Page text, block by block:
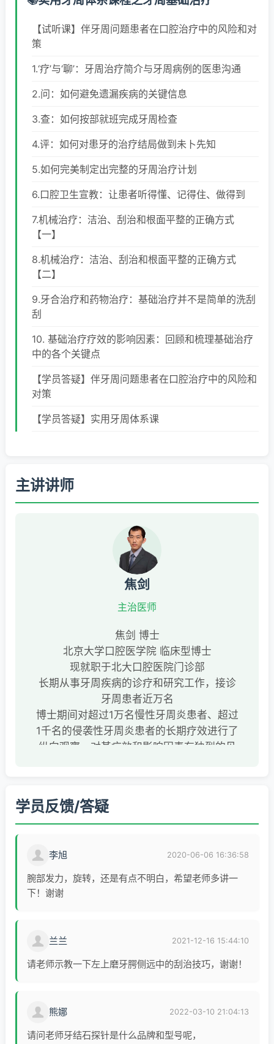
【试听课】伴牙周问题患者在口腔治疗中的风险和对
策
1.‘疗’与‘聊’：牙周治疗简介与牙周病例的医患沟通
2.问：如何避免遗漏疾病的关键信息
3.查：如何按部就班完成牙周检查
4.评：如何对患牙的治疗结局做到未卜先知
5.如何完美制定出完整的牙周治疗计划
6.口腔卫生宣教：让患者听得懂、记得住、做得到
7.机械治疗：洁治、刮治和根面平整的正确方式
【一】
8.机械治疗：洁治、刮治和根面平整的正确方式
【二】
9.牙合治疗和药物治疗：基础治疗并不是简单的洗刮
刮
10. 基础治疗疗效的影响因素：回顾和梳理基础治疗
中的各个关键点
【学员答疑】伴牙周问题患者在口腔治疗中的风险和
对策
【学员答疑】实用牙周体系课
主讲讲师
焦剑
主治医师
焦剑 博士
北京大学口腔医学院 临床型博士
现就职于北大口腔医院门诊部
长期从事牙周疾病的诊疗和研究工作，接诊
牙周患者近万名
博士期间对超过1万名慢性牙周炎患者、超过
1千名的侵袭性牙周炎患者的长期疗效进行了
纵向观察，对其疗效和影响因素有独到的见
学员反馈/答疑
李旭 2020-06-06 16:36:58
腕部发力，旋转，还是有点不明白，希望老师多讲一
下！谢谢
兰兰 2021-12-16 15:44:10
请老师示教一下左上磨牙腭侧远中的刮治技巧，谢谢！
熊娜 2022-03-10 21:04:13
请问老师牙结石探针是什么品牌和型号呢，